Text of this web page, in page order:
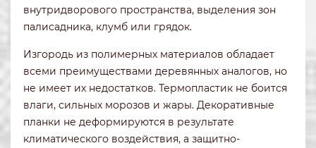
внутридворового пространства, выделения зон
палисадника, клумб или грядок.
Изгородь из полимерных материалов обладает
всеми преимуществами деревянных аналогов, но
не имеет их недостатков. Термопластик не боится
влаги, сильных морозов и жары. Декоративные
планки не деформируются в результате
климатического воздействия, а защитно-